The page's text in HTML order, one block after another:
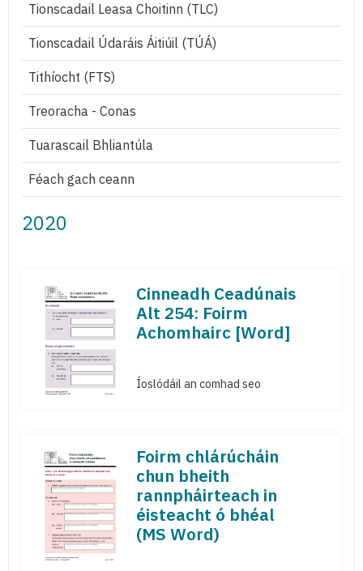
Tionscadail Leasa Choitinn (TLC)
Tionscadail Údaráis Áitiúil (TÚÁ)
Tithíocht (FTS)
Treoracha - Conas
Tuarascail Bhliantúla
Féach gach ceann
2020
Cinneadh Ceadúnais
Alt 254: Foirm
Achomhairc [Word]
Íoslódáil an comhad seo
Foirm chlárúcháin
chun bheith
rannpháirteach in
éisteacht ó bhéal
(MS Word)